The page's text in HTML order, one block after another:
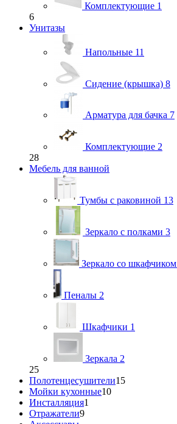
Комплектующие 1
6
Унитазы
Напольные 11
Сидение (крышка) 8
Арматура для бачка 7
Комплектующие 2
28
Мебель для ванной
Тумбы с раковиной 13
Зеркало с полками 3
Зеркало со шкафчиком
Пеналы 2
Шкафчики 1
Зеркала 2
25
Полотенцесушители15
Мойки кухонные10
Инсталляция1
Отражатели9